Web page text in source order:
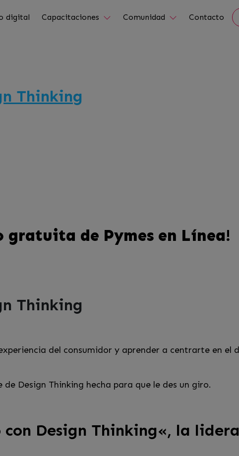
digital Capacitaciones Comunidad Contacto
Thinking
gratuita de Pymes en Línea!
Thinking
del consumidor y aprender a centrarte en el
Design Thinking hecha para que le des un giro.
Design Thinking«, la lidera